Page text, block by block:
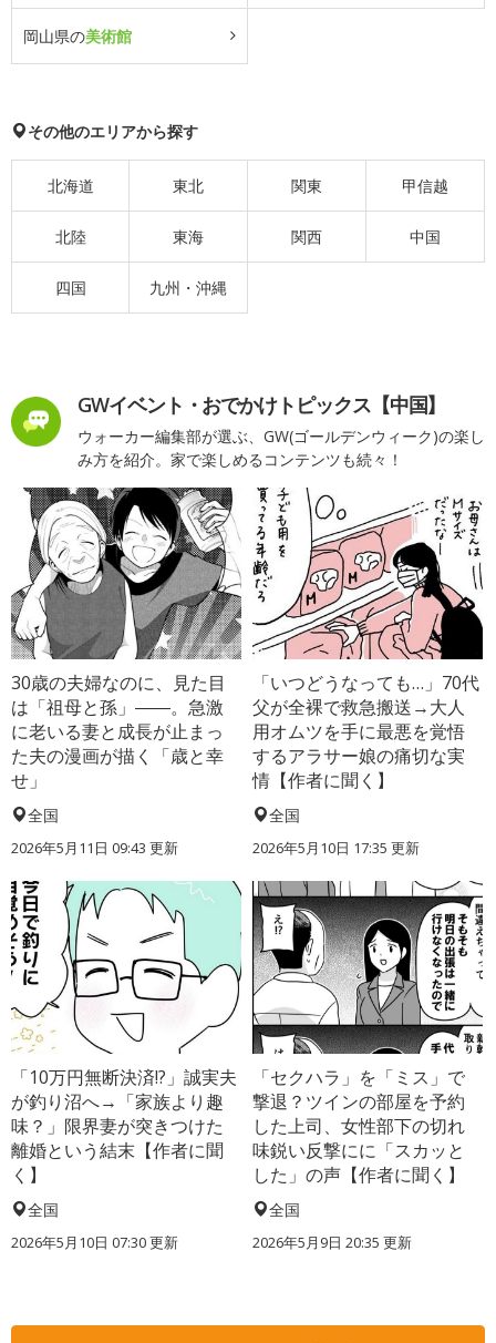
岡山県の美術館
その他のエリアから探す
北海道 東北 関東 甲信越
北陸 東海 関西 中国
四国 九州・沖縄
GWイベント・おでかけトピックス【中国】
ウォーカー編集部が選ぶ、GW(ゴールデンウィーク)の楽し
み方を紹介。家で楽しめるコンテンツも続々！
30歳の夫婦なのに、見た目
は「祖母と孫」――。急激
に老いる妻と成長が止まっ
た夫の漫画が描く「歳と幸
せ」
全国
2026年5月11日 09:43 更新
「いつどうなっても…」70代
父が全裸で救急搬送→大人
用オムツを手に最悪を覚悟
するアラサー娘の痛切な実
情【作者に聞く】
全国
2026年5月10日 17:35 更新
「10万円無断決済!?」誠実夫
が釣り沼へ→「家族より趣
味？」限界妻が突きつけた
離婚という結末【作者に聞
く】
全国
2026年5月10日 07:30 更新
「セクハラ」を「ミス」で
撃退？ツインの部屋を予約
した上司、女性部下の切れ
味鋭い反撃にに「スカッと
した」の声【作者に聞く】
全国
2026年5月9日 20:35 更新